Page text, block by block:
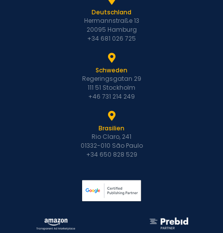
Deutschland
Hermannstraße 13
20095 Hamburg
+34 681 026 725
Schweden
Regeringsgatan 29
111 51 Stockholm
+46 731 214 249
Brasilien
Rio Claro, 241
01332-010 São Paulo
+34 650 828 529